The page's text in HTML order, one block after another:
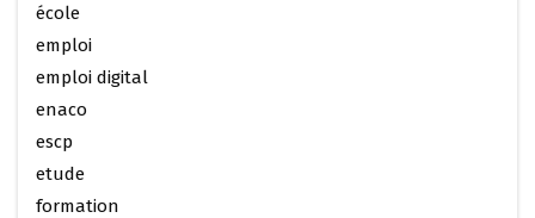
école
emploi
emploi digital
enaco
escp
etude
formation